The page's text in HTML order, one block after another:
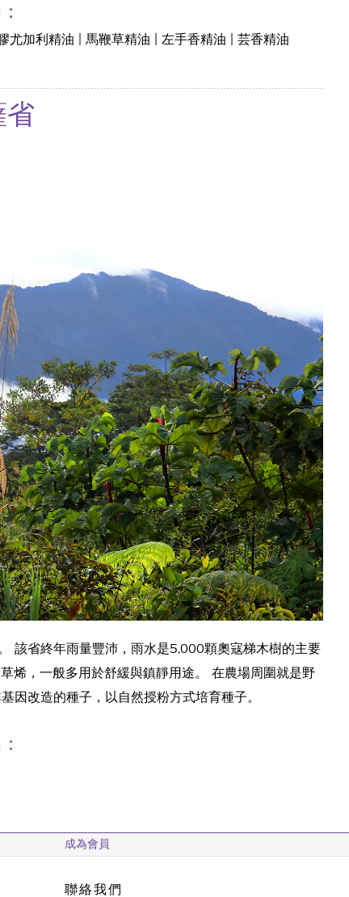
尤加利精油 | 馬鞭草精油 | 左手香精油 | 芸香精油
省
該省終年雨量豐沛，雨水是5,000顆奧寇梯木樹的主要
烯，一般多用於舒緩與鎮靜用途。 在農場周圍就是野
因改造的種子，以自然授粉方式培育種子。
成為會員
聯絡我們